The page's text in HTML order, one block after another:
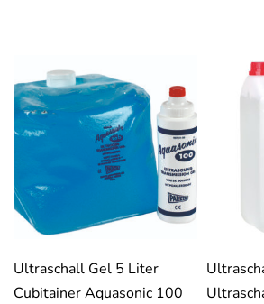
Ultraschall Gel 5 Liter
Cubitainer Aquasonic 100